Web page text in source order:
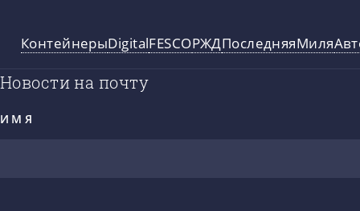
КонтейнерыDigitalFESCOРЖДПоследняяМиля
Новости на почту
ИМЯ